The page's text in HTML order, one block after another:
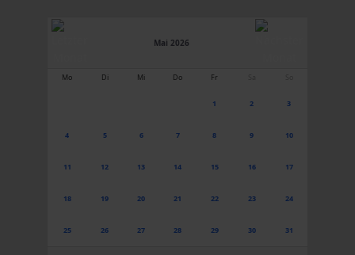
Mai 2026
Mo Di Mi Do Fr
1 2 3
4 5 6 7 8 9 10
11 12 13 14 15 16 17
18 19 20 21 22 23 24
25 26 27 28 29 30 31